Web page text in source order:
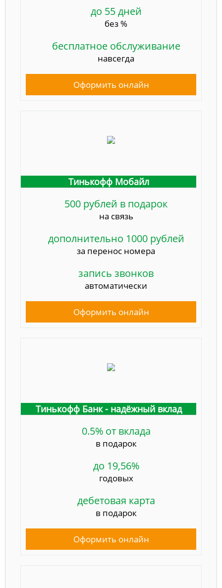
до 55 дней
без %
бесплатное обслуживание
навсегда
Оформить онлайн
Тинькофф Мобайл
500 рублей в подарок
на связь
дополнительно 1000 рублей
за перенос номера
запись звонков
автоматически
Оформить онлайн
Тинькофф Банк - надёжный вклад
0.5% от вклада
в подарок
до 19,56%
годовых
дебетовая карта
в подарок
Оформить онлайн